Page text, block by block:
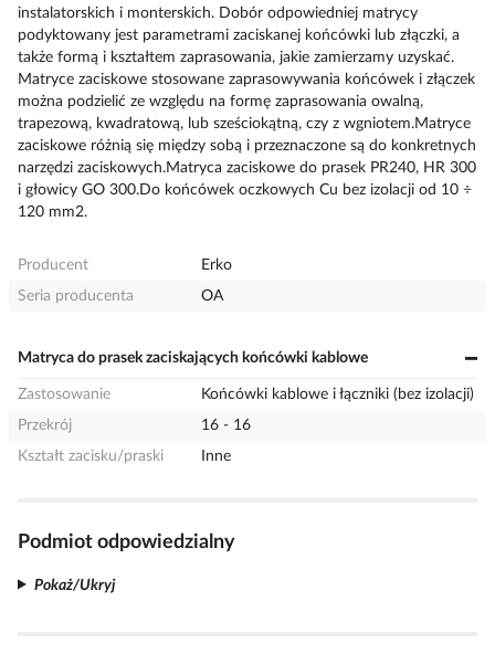
instalatorskich i monterskich. Dobór odpowiedniej matrycy
podyktowany jest parametrami zaciskanej końcówki lub złączki, a
także formą i kształtem zaprasowania, jakie zamierzamy uzyskać.
Matryce zaciskowe stosowane zaprasowywania końcówek i złączek
można podzielić ze względu na formę zaprasowania owalną,
trapezową, kwadratową, lub sześciokątną, czy z wgniotem.Matryce
zaciskowe różnią się między sobą i przeznaczone są do konkretnych
narzędzi zaciskowych.Matryca zaciskowe do prasek PR240, HR 300
i głowicy GO 300.Do końcówek oczkowych Cu bez izolacji od 10 ÷
120 mm2.
Producent
Erko
Seria producenta
OA
Matryca do prasek zaciskających końcówki kablowe
Zastosowanie
Końcówki kablowe i łączniki (bez izolacji)
Przekrój
16 - 16
Kształt zacisku/praski
Inne
Podmiot odpowiedzialny
Pokaż/Ukryj